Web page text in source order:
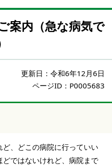
案内（急な病気で
更新日： 令和6年12月6日
ページID：P0005683
、どこの病院に行っていい
ではないけれど、病院まで